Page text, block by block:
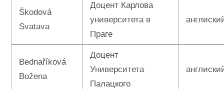
Škodová
Svatava
Доцент Карлова
университета в
Праге
Bednaříková
Božena
Доцент
Университета
Палацкого